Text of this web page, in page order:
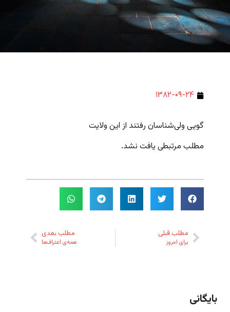
۱۳۸۲-۰۹-۲۴
گویی ولی‌شناسان رفتند از این ولایت
مطلب مرتبطی یافت نشد.
مطلب قبلی
برای امروز
مطلب بعدی
همه‌ی اعتراف‌ها
بایگانی